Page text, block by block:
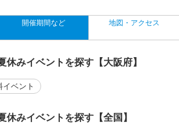
開催期間など 地図・アクセス
休みイベントを探す【大阪府】
イベント
休みイベントを探す【全国】